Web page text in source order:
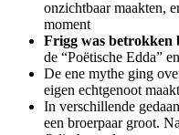
onzichtbaar maakten,
moment
Frigg was betrokken
de “Poëtische Edda”
De ene mythe ging
eigen echtgenoot
In verschillende
een broerpaar groot.